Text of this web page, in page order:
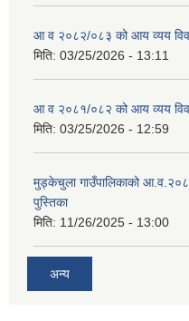
आ व २०८२/०८३ को आय व्यय
मिति: 03/25/2026 - 13:11
आ व २०८१/०८२ को आय व्यय
मिति: 03/25/2026 - 12:59
मुड्केचुला गाउँपालिकाको
पुस्तिका
मिति: 11/26/2025 - 13:00
अन्य